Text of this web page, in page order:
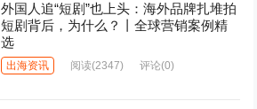
外国人追“短剧”也上头：海外品牌扎堆拍
短剧背后，为什么？丨全球营销案例精
选
出海资讯 阅读(2347) 评论(0)